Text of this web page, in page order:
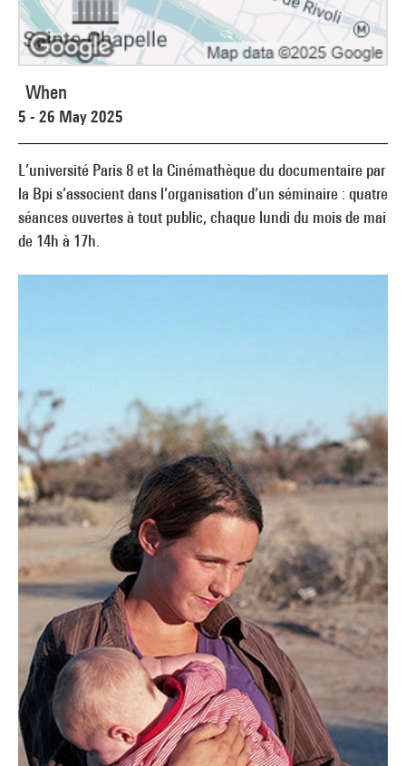
L’université Paris 8 et la Cinémathèque du documentaire par
la Bpi s’associent dans l’organisation d’un séminaire : quatre
séances ouvertes à tout public, chaque lundi du mois de mai
de 14h à 17h.
When
5 - 26 May 2025